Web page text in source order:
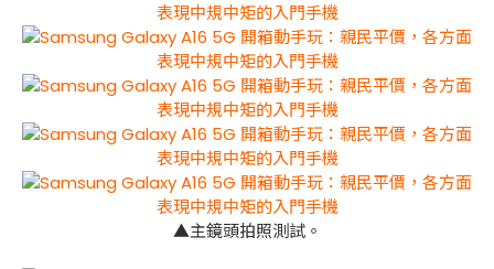
▲主鏡頭拍照測試。